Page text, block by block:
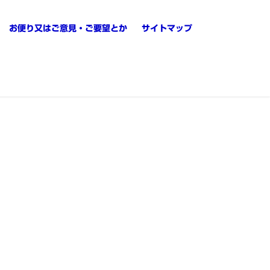
お便り又はご意見・ご要望とか サイトマップ